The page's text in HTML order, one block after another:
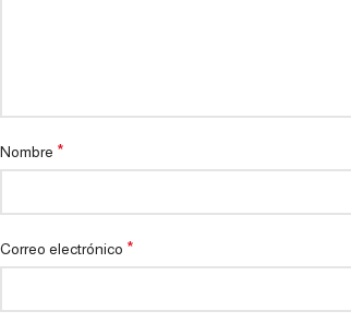
Nombre *
Correo electrónico *